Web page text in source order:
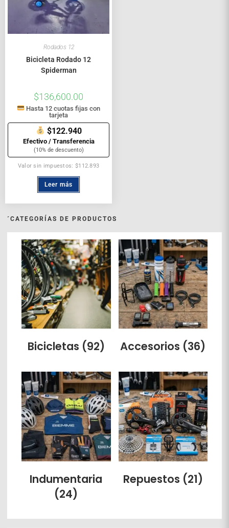
Rodados 12
Bicicleta Rodado 12
Spiderman
$136,600.00
Hasta 12 cuotas fijas con
tarjeta
$122.940
Efectivo / Transferencia
(10% de descuento)
Valor sin impuestos: $112.893
Leer más
´CATEGORÍAS DE PRODUCTOS
Bicicletas (92) Accesorios (36)
Indumentaria
(24)
Repuestos (21)